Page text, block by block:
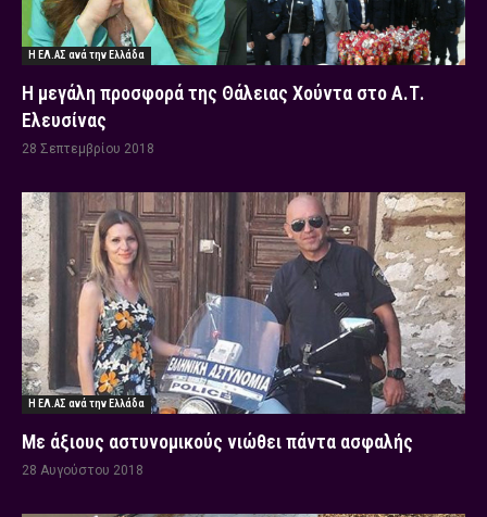
Η ΕΛ.ΑΣ ανά την Ελλάδα
Η μεγάλη προσφορά της Θάλειας Χούντα στο Α.Τ.
Ελευσίνας
28 Σεπτεμβρίου 2018
Η ΕΛ.ΑΣ ανά την Ελλάδα
Με άξιους αστυνομικούς νιώθει πάντα ασφαλής
28 Αυγούστου 2018